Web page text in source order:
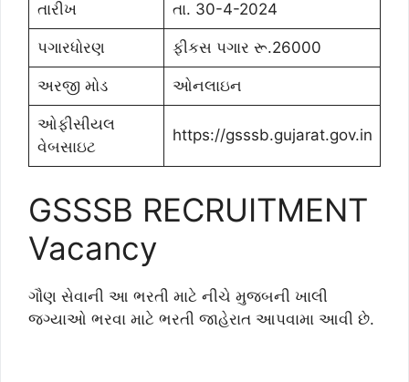
તારીખ તા. 30-4-2024
પગારધોરણ ફીકસ પગાર રૂ.26000
અરજી મોડ ઓનલાઇન
ઓફીસીયલ
વેબસાઇટ
https://gsssb.gujarat.gov.in
GSSSB RECRUITMENT
Vacancy
ગૌણ સેવાની આ ભરતી માટે નીચે મુજબની ખાલી
જગ્યાઓ ભરવા માટે ભરતી જાહેરાત આપવામા આવી છે.